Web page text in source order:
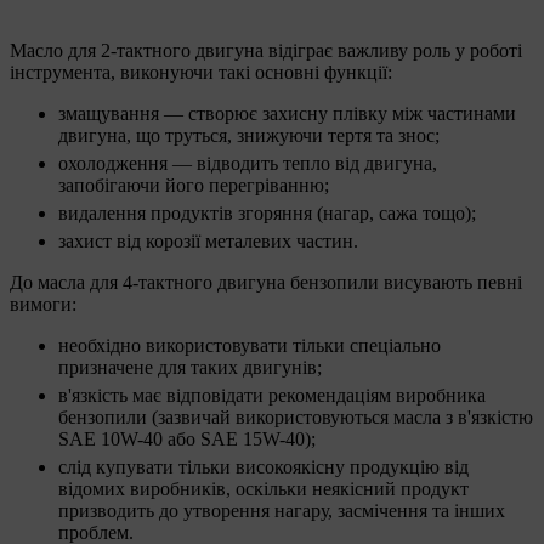
Масло для 2-тактного двигуна відіграє важливу роль у роботі
інструмента, виконуючи такі основні функції:
змащування — створює захисну плівку між частинами
двигуна, що труться, знижуючи тертя та знос;
охолодження — відводить тепло від двигуна,
запобігаючи його перегріванню;
видалення продуктів згоряння (нагар, сажа тощо);
захист від корозії металевих частин.
До масла для 4-тактного двигуна бензопили висувають певні
вимоги:
необхідно використовувати тільки спеціально
призначене для таких двигунів;
в'язкість має відповідати рекомендаціям виробника
бензопили (зазвичай використовуються масла з в'язкістю
SAE 10W-40 або SAE 15W-40);
слід купувати тільки високоякісну продукцію від
відомих виробників, оскільки неякісний продукт
призводить до утворення нагару, засмічення та інших
проблем.